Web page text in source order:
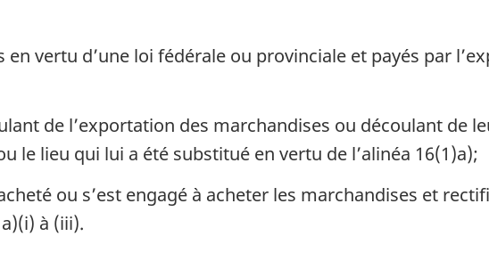
vertu d’une loi fédérale ou provinciale et payés par
de l’exportation des marchandises ou découlant de
le lieu qui lui a été substitué en vertu de l’alinéa 16(1)a);
ou s’est engagé à acheter les marchandises et
à (iii).